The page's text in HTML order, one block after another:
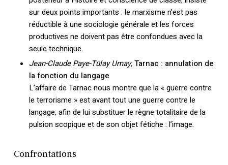
sur deux points importants : le marxisme n’est pas
réductible à une sociologie générale et les forces
productives ne doivent pas être confondues avec la
seule technique.
Jean-Claude Paye-Tülay Umay,Tarnac : annulation de
la fonction du langage
L’affaire de Tarnac nous montre que la « guerre contre
le terrorisme » est avant tout une guerre contre le
langage, afin de lui substituer le règne totalitaire de la
pulsion scopique et de son objet fétiche : l’image.
Confrontations